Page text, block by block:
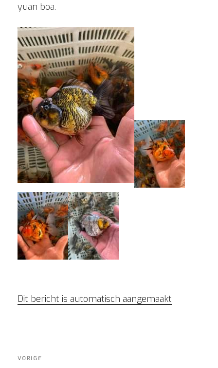
yuan boa.
Dit bericht is automatisch aangemaakt
navigatie
Vorig
VORIGE